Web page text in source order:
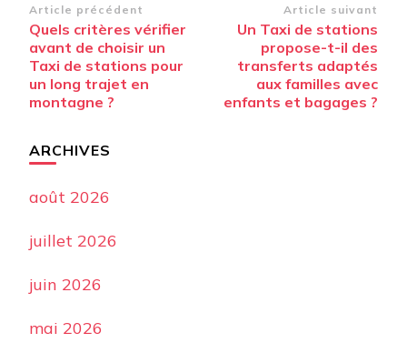
Navigation
d’article
Article précédent
Quels critères vérifier
avant de choisir un
Taxi de stations pour
un long trajet en
montagne ?
Article suivant
Un Taxi de stations
propose-t-il des
transferts adaptés
aux familles avec
enfants et bagages ?
ARCHIVES
août 2026
juillet 2026
juin 2026
mai 2026